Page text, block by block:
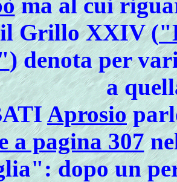
Grillo XXIV (
) denota per
a
Aprosio
a pagina 307
dopo un